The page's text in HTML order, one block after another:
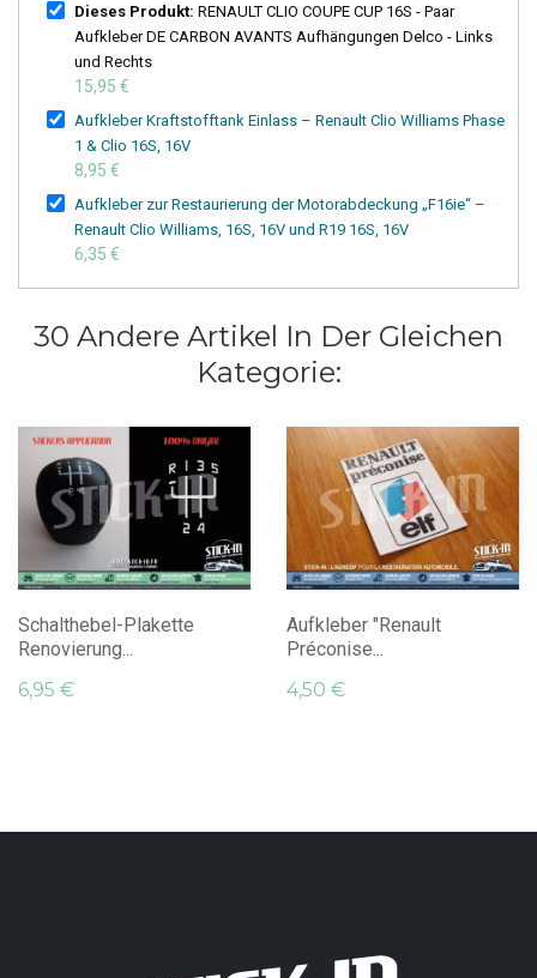
Dieses Produkt: RENAULT CLIO COUPE CUP 16S - Paar
Aufkleber DE CARBON AVANTS Aufhängungen Delco - Links
und Rechts
15,95 €
Aufkleber Kraftstofftank Einlass – Renault Clio Williams Phase
1 & Clio 16S, 16V
8,95 €
Aufkleber zur Restaurierung der Motorabdeckung „F16ie“ –
Renault Clio Williams, 16S, 16V und R19 16S, 16V
6,35 €
30 Andere Artikel In Der Gleichen
Kategorie:
Schalthebel-Plakette
Renovierung...
6,95 €
Aufkleber "Renault
Préconise...
4,50 €